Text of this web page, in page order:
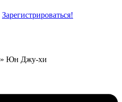
Зарегистрироваться!
» Юн Джу-хи